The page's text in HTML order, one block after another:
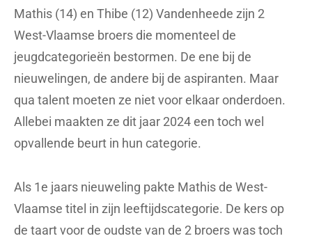
Mathis (14) en Thibe (12) Vandenheede zijn 2
West-Vlaamse broers die momenteel de
jeugdcategorieën bestormen. De ene bij de
nieuwelingen, de andere bij de aspiranten. Maar
qua talent moeten ze niet voor elkaar onderdoen.
Allebei maakten ze dit jaar 2024 een toch wel
opvallende beurt in hun categorie.
Als 1e jaars nieuweling pakte Mathis de West-
Vlaamse titel in zijn leeftijdscategorie. De kers op
de taart voor de oudste van de 2 broers was toch